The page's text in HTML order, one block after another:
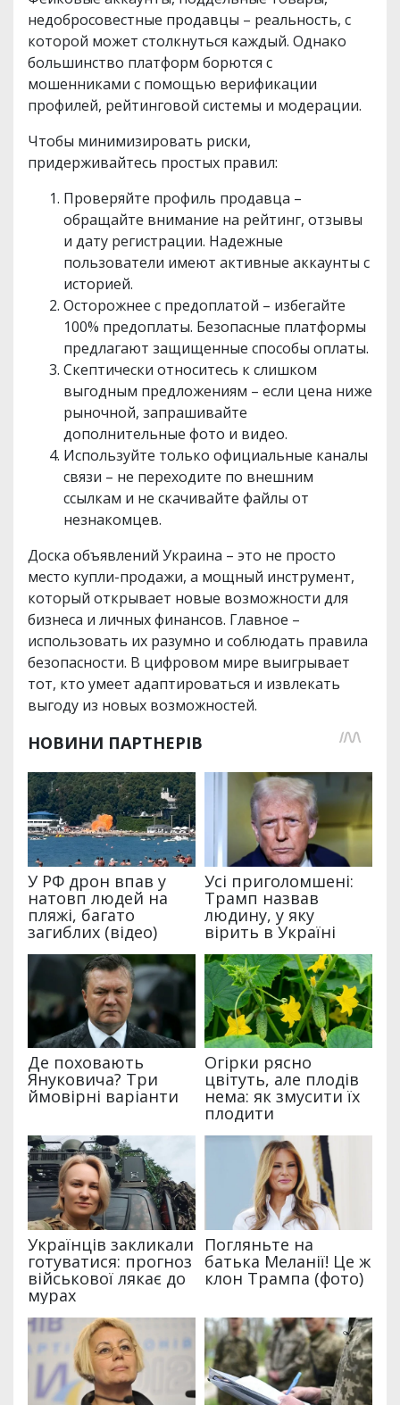
недобросовестные продавцы – реальность, с
которой может столкнуться каждый. Однако
большинство платформ борются с
мошенниками с помощью верификации
профилей, рейтинговой системы и модерации.
Чтобы минимизировать риски,
придерживайтесь простых правил:
Проверяйте профиль продавца –
обращайте внимание на рейтинг, отзывы
и дату регистрации. Надежные
пользователи имеют активные аккаунты с
историей.
Осторожнее с предоплатой – избегайте
100% предоплаты. Безопасные платформы
предлагают защищенные способы оплаты.
Скептически относитесь к слишком
выгодным предложениям – если цена ниже
рыночной, запрашивайте
дополнительные фото и видео.
Используйте только официальные каналы
связи – не переходите по внешним
ссылкам и не скачивайте файлы от
незнакомцев.
Доска объявлений Украина – это не просто
место купли-продажи, а мощный инструмент,
который открывает новые возможности для
бизнеса и личных финансов. Главное –
использовать их разумно и соблюдать правила
безопасности. В цифровом мире выигрывает
тот, кто умеет адаптироваться и извлекать
выгоду из новых возможностей.